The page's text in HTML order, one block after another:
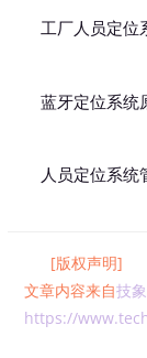
工厂人员定位
蓝牙定位系统
人员定位系统
[版权声明]
文章内容来自技
https://